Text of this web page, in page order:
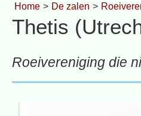
Home > De zalen >
Thetis
Roeivereniging die